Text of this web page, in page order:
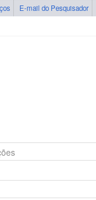
E-mail do Pesquisador